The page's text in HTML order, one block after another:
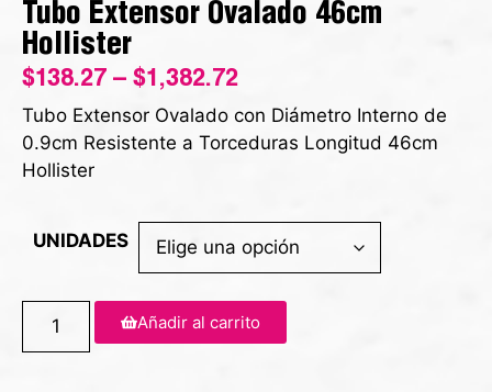
Tubo Extensor Ovalado 46cm
Hollister
$138.27 – $1,382.72
Tubo Extensor Ovalado con Diámetro Interno de
0.9cm Resistente a Torceduras Longitud 46cm
Hollister
UNIDADES
Añadir al carrito